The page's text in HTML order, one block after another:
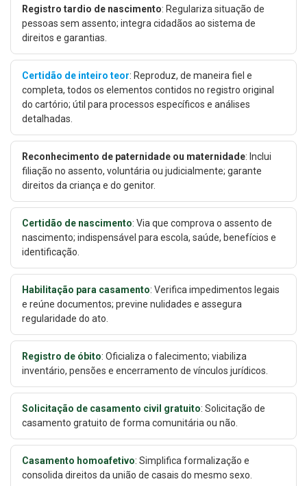
Registro tardio de nascimento: Regulariza situação de
pessoas sem assento; integra cidadãos ao sistema de
direitos e garantias.
Certidão de inteiro teor: Reproduz, de maneira fiel e
completa, todos os elementos contidos no registro original
do cartório; útil para processos específicos e análises
detalhadas.
Reconhecimento de paternidade ou maternidade: Inclui
filiação no assento, voluntária ou judicialmente; garante
direitos da criança e do genitor.
Certidão de nascimento: Via que comprova o assento de
nascimento; indispensável para escola, saúde, benefícios e
identificação.
Habilitação para casamento: Verifica impedimentos legais
e reúne documentos; previne nulidades e assegura
regularidade do ato.
Registro de óbito: Oficializa o falecimento; viabiliza
inventário, pensões e encerramento de vínculos jurídicos.
Solicitação de casamento civil gratuito: Solicitação de
casamento gratuito de forma comunitária ou não.
Casamento homoafetivo: Simplifica formalização e
consolida direitos da união de casais do mesmo sexo.